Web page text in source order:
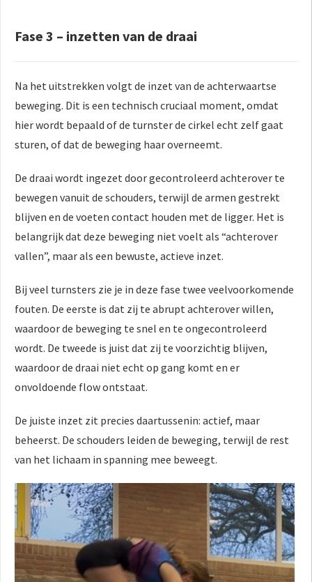
Fase 3 – inzetten van de draai
Na het uitstrekken volgt de inzet van de achterwaartse
beweging. Dit is een technisch cruciaal moment, omdat
hier wordt bepaald of de turnster de cirkel echt zelf gaat
sturen, of dat de beweging haar overneemt.
De draai wordt ingezet door gecontroleerd achterover te
bewegen vanuit de schouders, terwijl de armen gestrekt
blijven en de voeten contact houden met de ligger. Het is
belangrijk dat deze beweging niet voelt als “achterover
vallen”, maar als een bewuste, actieve inzet.
Bij veel turnsters zie je in deze fase twee veelvoorkomende
fouten. De eerste is dat zij te abrupt achterover willen,
waardoor de beweging te snel en te ongecontroleerd
wordt. De tweede is juist dat zij te voorzichtig blijven,
waardoor de draai niet echt op gang komt en er
onvoldoende flow ontstaat.
De juiste inzet zit precies daartussenin: actief, maar
beheerst. De schouders leiden de beweging, terwijl de rest
van het lichaam in spanning mee beweegt.